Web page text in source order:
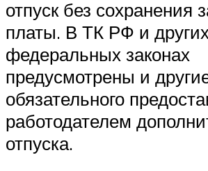
отпуск без сохранения
платы. В ТК РФ и
федеральных законах
предусмотрены и
обязательного
работодателем
отпуска.